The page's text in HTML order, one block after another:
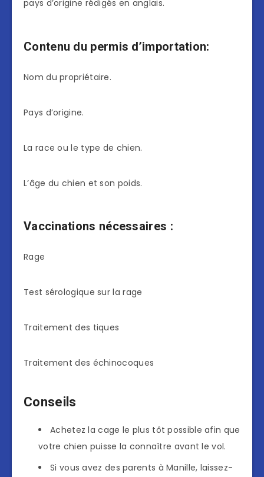
pays d’origine rédigés en anglais.
Contenu du permis d’importation:
Nom du propriétaire.
Pays d’origine.
La race ou le type de chien.
L’âge du chien et son poids.
Vaccinations nécessaires :
Rage
Test sérologique sur la rage
Traitement des tiques
Traitement des échinocoques
Conseils
Achetez la cage le plus tôt possible afin que
votre chien puisse la connaître avant le vol.
Si vous avez des parents à Manille, laissez-